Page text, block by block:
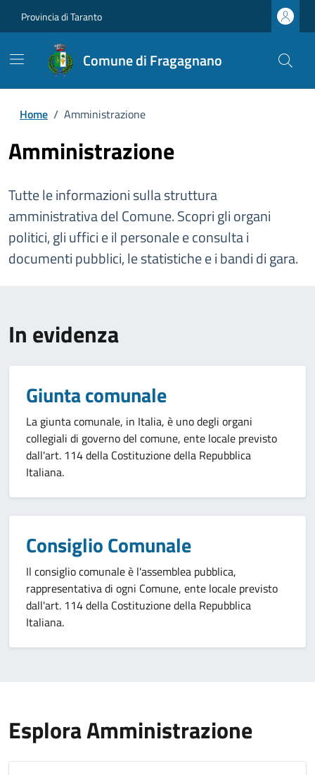
Provincia di Taranto
Comune di Fragagnano
Home / Amministrazione
Amministrazione
Tutte le informazioni sulla struttura
amministrativa del Comune. Scopri gli organi
politici, gli uffici e il personale e consulta i
documenti pubblici, le statistiche e i bandi di gara.
In evidenza
Giunta comunale
La giunta comunale, in Italia, è uno degli organi
collegiali di governo del comune, ente locale previsto
dall'art. 114 della Costituzione della Repubblica
Italiana.
Consiglio Comunale
Il consiglio comunale è l'assemblea pubblica,
rappresentativa di ogni Comune, ente locale previsto
dall'art. 114 della Costituzione della Repubblica
Italiana.
Esplora Amministrazione